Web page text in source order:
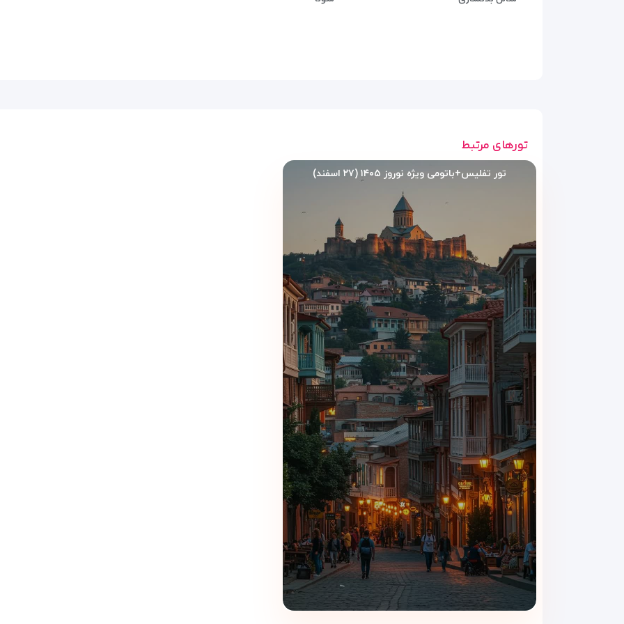
طراحی مینیمال با رنگ‌های آرامش‌بخش
تخت‌های نرم با ملحفه‌های لطیف و ضد حساسیت
پنجره‌های بزرگ با چشم‌انداز پرجنب‌وجوش شهر
میز کار و اینترنت پرسرعت برای مسافران کاری
۲. اتاق دلوکس با بالکن – نفس‌کشیدن در هوای تازه باتومی
اگر عاشق چشم‌انداز هستید، بالکن اختصاصی این اتاق‌ها شما را شیفته خود می‌کند.
فضای بزرگ‌تر با مبلمان مدرن و نور طبیعی فراوان
بالکن اختصاصی رو به دریای سیاه یا مناظر شهری
کتری برقی و مینی‌بار برای نوشیدنی‌های لحظه‌ای
مناسب برای زوج‌ها و سفرهای عاشقانه
۳. سوئیت جونیور – خانه‌ای کوچک در قلب هتل
این سوئیت‌ها حس خانه را به شما می‌دهند، اما با تمام امکانات یک هتل لوکس.
بخش نشیمن جداگانه با مبل‌های راحت
دکوراسیون شیک با جزئیات مدرن
فضای ایده‌آل برای خانواده‌های کوچک یا اقامت‌های طولانی‌تر
حمام مجهز با دوش مدرن و لوازم بهداشتی رایگان
۴. سوئیت رویال – نهایت تجمل و آرامش
برای مهمانانی که به دنبال تجربه‌ای فراتر از معمول هستند.
تورهای مرتبط
تور تفلیس+باتومی ویژه نوروز ۱۴۰۵ (۲۷ اسفند)